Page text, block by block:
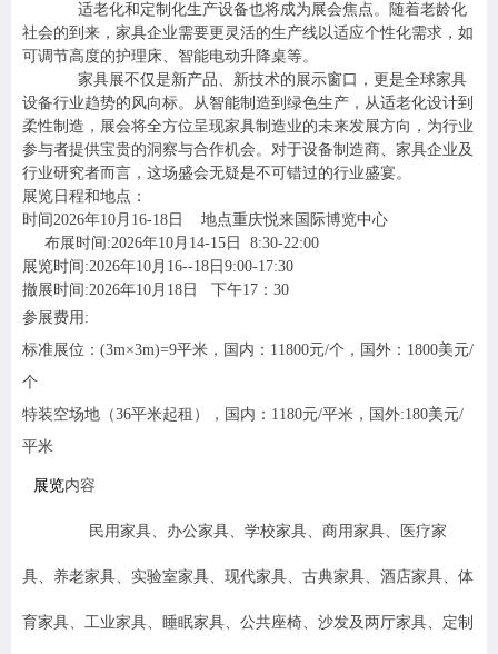
适老化和定制化生产设备也将成为展会焦点。随着老龄化
社会的到来，家具企业需要更灵活的生产线以适应个性化需求，如
可调节高度的护理床、智能电动升降桌等。
家具展不仅是新产品、新技术的展示窗口，更是全球家具
设备行业趋势的风向标。从智能制造到绿色生产，从适老化设计到
柔性制造，展会将全方位呈现家具制造业的未来发展方向，为行业
参与者提供宝贵的洞察与合作机会。对于设备制造商、家具企业及
行业研究者而言，这场盛会无疑是不可错过的行业盛宴。
展览日程和地点：
时间2026年10月16-18日 地点重庆悦来国际博览中心
布展时间:2026年10月14-15日 8:30-22:00
展览时间:2026年10月16--18日9:00-17:30
撤展时间:2026年10月18日 下午17：30
参展费用:
标准展位： (3m×3m)=9平米， 国内：11800元/个，国外：1800美元/
个
特装空场地（36平米起租），国内：1180元/平米，国外:180美元/
平米
展览内容
民用家具、办公家具、学校家具、商用家具、医疗家
具、养老家具、实验室家具、现代家具、古典家具、酒店家具、体
育家具、工业家具、睡眠家具、公共座椅、沙发及两厅家具、定制